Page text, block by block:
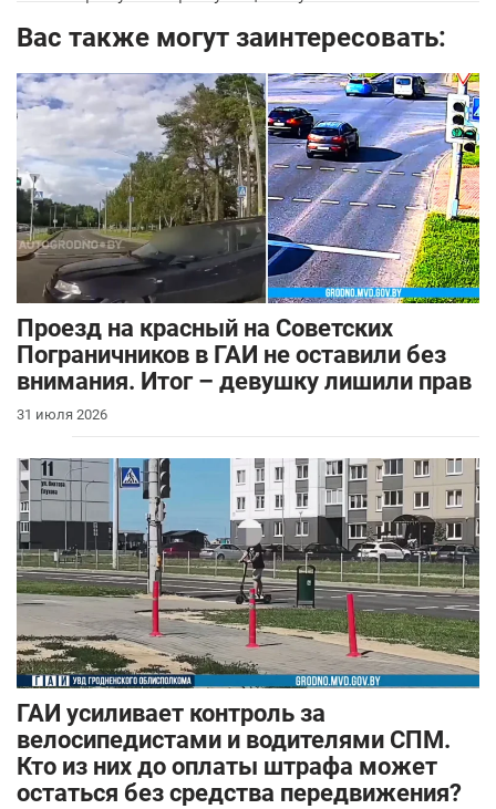
Вас также могут заинтересовать:
Проезд на красный на Советских
Пограничников в ГАИ не оставили без
внимания. Итог – девушку лишили прав
31 июля 2026
ГАИ усиливает контроль за
велосипедистами и водителями СПМ.
Кто из них до оплаты штрафа может
остаться без средства передвижения?